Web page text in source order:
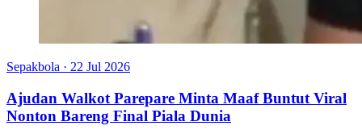
Sepakbola · 22 Jul 2026
Ajudan Walkot Parepare Minta Maaf Buntut Viral
Nonton Bareng Final Piala Dunia